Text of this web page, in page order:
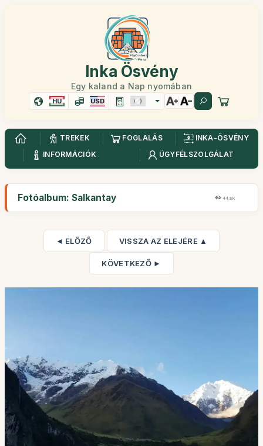
Inka Ösvény
Egy kaland a Nap nyomában
HU USD
TREKEK FOGLALÁS
INKA-ÖSVÉNY
INFORMÁCIÓK
ÜGYFÉLSZOLGÁLAT
Fotóalbum: Salkantay 44,8K
◄ ELŐZŐ VISSZA AZ ELEJÉRE ▲
KÖVETKEZŐ ►